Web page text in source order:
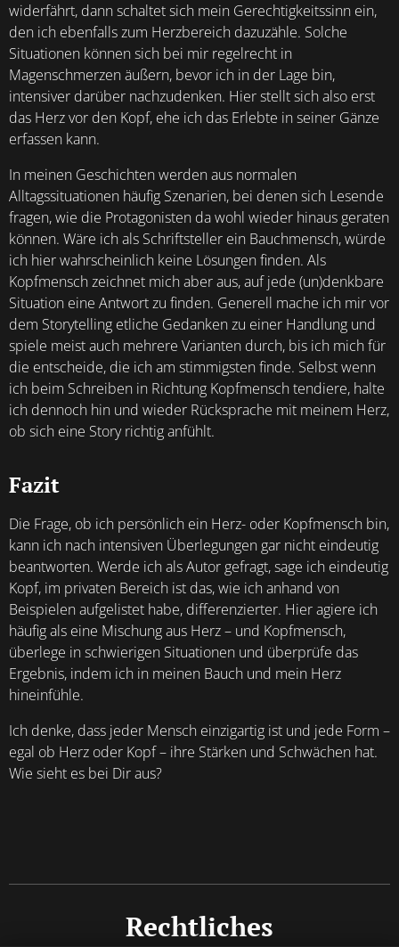
widerfährt, dann schaltet sich mein Gerechtigkeitssinn ein,
den ich ebenfalls zum Herzbereich dazuzähle. Solche
Situationen können sich bei mir regelrecht in
Magenschmerzen äußern, bevor ich in der Lage bin,
intensiver darüber nachzudenken. Hier stellt sich also erst
das Herz vor den Kopf, ehe ich das Erlebte in seiner Gänze
erfassen kann.
In meinen Geschichten werden aus normalen
Alltagssituationen häufig Szenarien, bei denen sich Lesende
fragen, wie die Protagonisten da wohl wieder hinaus geraten
können. Wäre ich als Schriftsteller ein Bauchmensch, würde
ich hier wahrscheinlich keine Lösungen finden. Als
Kopfmensch zeichnet mich aber aus, auf jede (un)denkbare
Situation eine Antwort zu finden. Generell mache ich mir vor
dem Storytelling etliche Gedanken zu einer Handlung und
spiele meist auch mehrere Varianten durch, bis ich mich für
die entscheide, die ich am stimmigsten finde. Selbst wenn
ich beim Schreiben in Richtung Kopfmensch tendiere, halte
ich dennoch hin und wieder Rücksprache mit meinem Herz,
ob sich eine Story richtig anfühlt.
Fazit
Die Frage, ob ich persönlich ein Herz- oder Kopfmensch bin,
kann ich nach intensiven Überlegungen gar nicht eindeutig
beantworten. Werde ich als Autor gefragt, sage ich eindeutig
Kopf, im privaten Bereich ist das, wie ich anhand von
Beispielen aufgelistet habe, differenzierter. Hier agiere ich
häufig als eine Mischung aus Herz – und Kopfmensch,
überlege in schwierigen Situationen und überprüfe das
Ergebnis, indem ich in meinen Bauch und mein Herz
hineinfühle.
Ich denke, dass jeder Mensch einzigartig ist und jede Form –
egal ob Herz oder Kopf – ihre Stärken und Schwächen hat.
Wie sieht es bei Dir aus?
Rechtliches